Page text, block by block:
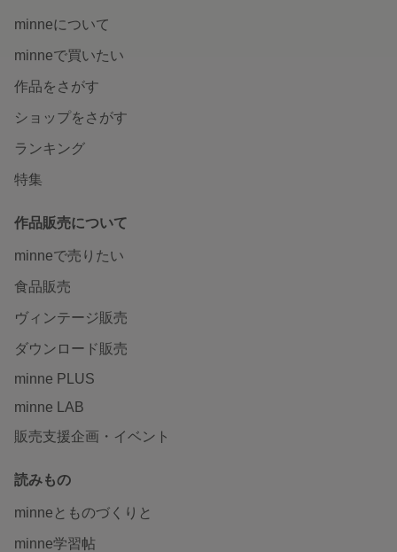
minneについて
minneで買いたい
作品をさがす
ショップをさがす
ランキング
特集
作品販売について
minneで売りたい
食品販売
ヴィンテージ販売
ダウンロード販売
minne PLUS
minne LAB
販売支援企画・イベント
読みもの
minneとものづくりと
minne学習帖